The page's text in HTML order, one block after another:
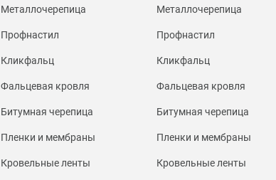
Металлочерепица
Профнастил
Кликфальц
Фальцевая кровля
Битумная черепица
Пленки и мембраны
Кровельные ленты
Металлочерепица
Профнастил
Кликфальц
Фальцевая кровля
Битумная черепица
Пленки и мембраны
Кровельные ленты